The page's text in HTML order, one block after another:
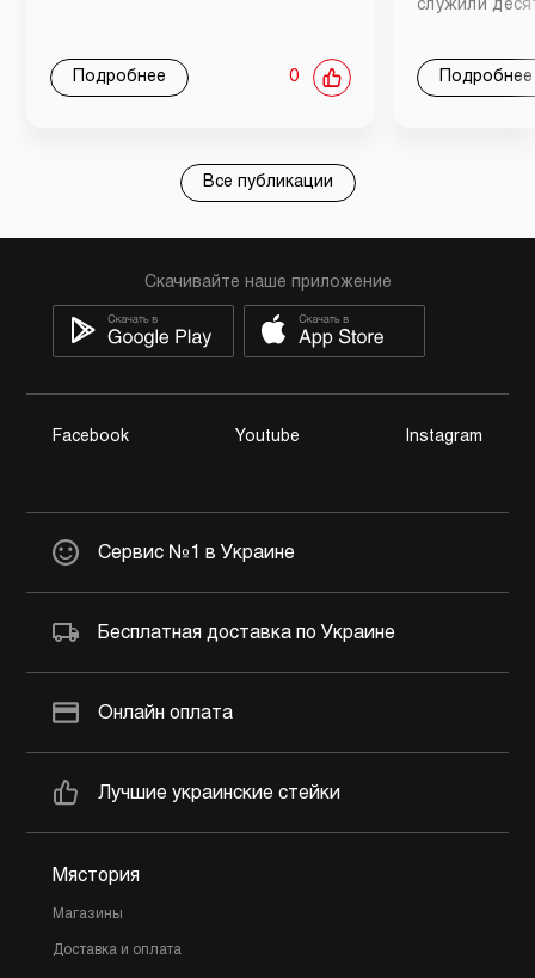
Подробнее 0
служили
Подробнее
Все публикации
Скачивайте наше приложение
Facebook Youtube Instagram
Сервис №1 в Украине
Бесплатная доставка по Украине
Онлайн оплата
Лучшие украинские стейки
Мястория
Магазины
Доставка и оплата